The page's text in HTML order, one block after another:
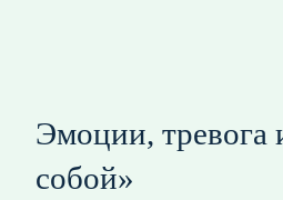
Эмоции, тревога
собой»